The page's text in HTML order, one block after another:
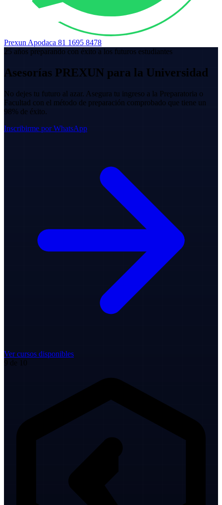
Prexun Apodaca 81 1695 8478
25 años preparando con éxito a los futuros estudiantes
Asesorías PREXUN para la Universidad
No dejes tu futuro al azar. Asegura tu ingreso a la Preparatoria o
Facultad con el método de preparación comprobado que tiene un
98% de éxito.
Inscribirme por WhatsApp
Ver cursos disponibles
9 de 10